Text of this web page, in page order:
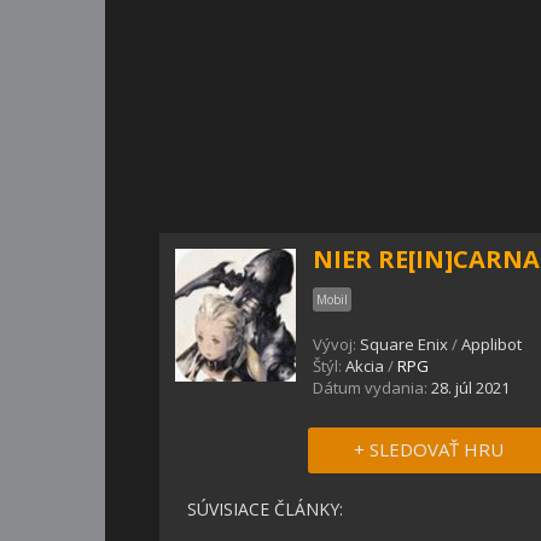
NIER
Mobil
Vývoj: Square Enix/Applibot
Štýl: Akcia /RPG
Dátum vydania: 28. júl 2021
+ SLEDOVAŤ HRU
SÚVISIACE ČLÁNKY: